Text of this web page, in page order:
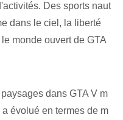
Des sports naut
dans le ciel, la liberté
monde ouvert de GTA
dans GTA V m
évolué en termes de m